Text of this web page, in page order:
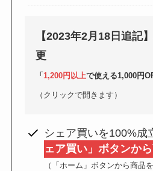
ト証券 ↓招待コ
↓招待
【2023年2月18日追記
更
「1,200円以上で使える1,000円
（クリックで開きます）
2/21）
1,200円以上
シェア買いを100%成
ェア買い」ボタンか
（「ホーム」ボタンから商品